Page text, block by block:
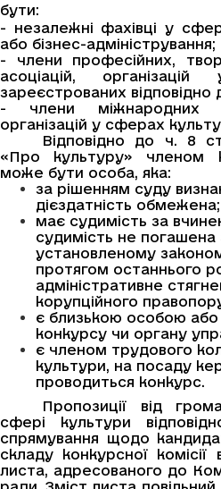
бути:
- незалежні фахівці у
або бізнес-адміністрування;
- члени професійних,
асоціацій,
зареєстрованих відповідно
- члени міжнародних
організацій у сферах
Відповідно до ч. 8
«Про культуру» членом
може бути особа, яка:
за рішенням суду
дієздатність обмежена;
має судимість за
судимість не погашена
установленому
протягом останнього
адміністративне
корупційного
є близькою особою або
конкурсу чи органу
є членом трудового
культури, на посаду
проводиться конкурс.
Пропозиції від
сфері культури
спрямування
щодо
складу конкурсної
листа, адресованого до